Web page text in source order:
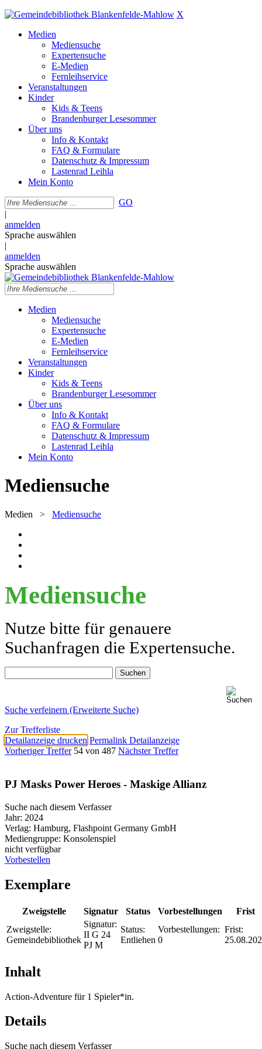
X
Medien
Mediensuche
Expertensuche
E-Medien
Fernleihservice
Veranstaltungen
Kinder
Kids & Teens
Brandenburger Lesesommer
Über uns
Info & Kontakt
FAQ & Formulare
Datenschutz & Impressum
Lastenrad Leihla
Mein Konto
GO
|
anmelden
Sprache auswählen
|
anmelden
Sprache auswählen
Medien
Mediensuche
Expertensuche
E-Medien
Fernleihservice
Veranstaltungen
Kinder
Kids & Teens
Brandenburger Lesesommer
Über uns
Info & Kontakt
FAQ & Formulare
Datenschutz & Impressum
Lastenrad Leihla
Mein Konto
Mediensuche
Medien > Mediensuche
Mediensuche
Nutze bitte für genauere
Suchanfragen die Expertensuche.
Suche verfeinern (Erweiterte Suche)
Zur Trefferliste
Detailanzeige drucken Permalink Detailanzeige
Vorheriger Treffer 54 von 487 Nächster Treffer
PJ Masks Power Heroes - Maskige Allianz
Suche nach diesem Verfasser
Jahr: 2024
Verlag: Hamburg, Flashpoint Germany GmbH
Mediengruppe: Konsolenspiel
nicht verfügbar
Vorbestellen
Exemplare
Zweigstelle Signatur Status Vorbestellungen
Frist
Zweigstelle:
Gemeindebibliothek
Signatur:
II G 24
PJ M
Status:
Entliehen
Vorbestellungen:
0
Frist:
Inhalt
Action-Adventure für 1 Spieler*in.
Details
Suche nach diesem Verfasser